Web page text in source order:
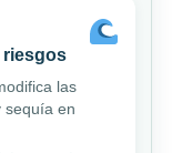
riesgos
las
sequía en